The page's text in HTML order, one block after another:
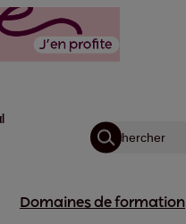
Domaines de formation